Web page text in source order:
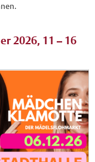
2026, 11 – 16